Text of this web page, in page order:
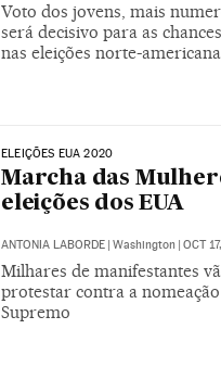
Voto dos jovens, mais
será decisivo para as
nas eleições norte-
ELEIÇÕES EUA 2020
Marcha das
eleições dos EUA
ANTONIA LABORDE | Washington | OCT
Milhares de manifestantes
protestar contra a
Supremo